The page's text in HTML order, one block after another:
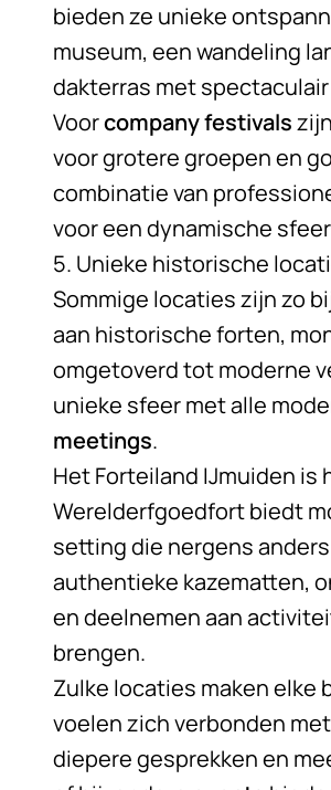
bieden ze unieke
museum, een wandeling
dakterras met
Voorcompany festivals
voor grotere groepen en
combinatie van
voor een dynamische
5. Unieke historische
Sommige locaties zijn zo
aan historische forten,
omgetoverd tot moderne
unieke sfeer met alle
meetings.
Het Forteiland IJmuiden is
Werelderfgoedfort biedt
setting die nergens
authentieke kazematten,
en deelnemen aan
brengen.
Zulke locaties maken elke
voelen zich verbonden
diepere gesprekken en